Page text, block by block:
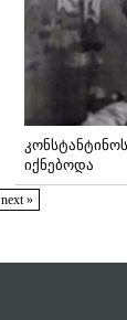
იქნებოდა
next »